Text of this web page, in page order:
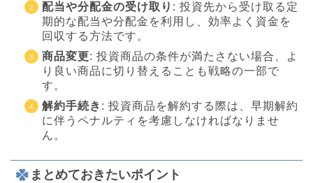
配当や分配金の受け取り : 投資先から受け取る定
期的な配当や分配金を利用し、効率よく資金を
回収する方法です。
商品変更 : 投資商品の条件が満たさない場合、よ
り良い商品に切り替えることも戦略の一部で
す。
解約手続き : 投資商品を解約する際は、早期解約
に伴うペナルティを考慮しなければなりませ
ん。
まとめておきたいポイント